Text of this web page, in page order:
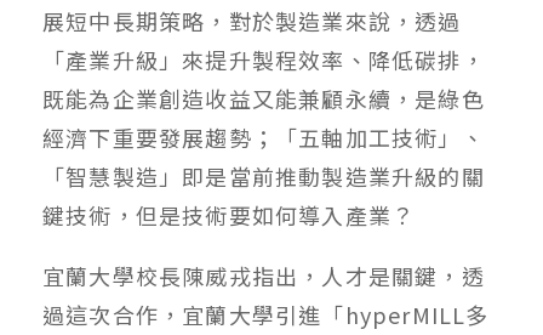
展短中長期策略，對於製造業來說，透過
「產業升級」來提升製程效率、降低碳排，
既能為企業創造收益又能兼顧永續，是綠色
經濟下重要發展趨勢；「五軸加工技術」、
「智慧製造」即是當前推動製造業升級的關
鍵技術，但是技術要如何導入產業？
宜蘭大學校長陳威戎指出，人才是關鍵，透
過這次合作，宜蘭大學引進「hyperMILL多